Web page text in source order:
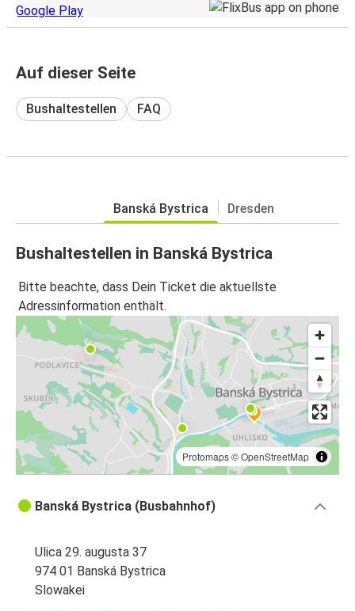
Auf dieser Seite
Bushaltestellen FAQ
Banská Bystrica Dresden
Bushaltestellen in Banská Bystrica
Bitte beachte, dass Dein Ticket die aktuellste
Adressinformation enthält.
Protomaps©OpenStreetMap
Banská Bystrica (Busbahnhof)
Ulica 29. augusta 37
974 01 Banská Bystrica
Slowakei